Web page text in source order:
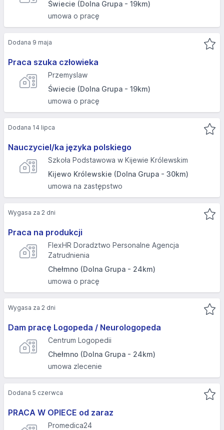
Świecie (Dolna Grupa - 19km)
umowa o pracę
Praca szuka człowieka
Przemyslaw
Świecie (Dolna Grupa - 19km)
umowa o pracę
Dodana 9 maja
Nauczyciel/ka języka polskiego
Szkoła Podstawowa w Kijewie Królewskim
Kijewo Królewskie (Dolna Grupa - 30km)
umowa na zastępstwo
Dodana 14 lipca
Praca na produkcji
FlexHR Doradztwo Personalne Agencja
Zatrudnienia
Chełmno (Dolna Grupa - 24km)
umowa o pracę
Wygasa za 2 dni
Dam pracę Logopeda / Neurologopeda
Centrum Logopedii
Chełmno (Dolna Grupa - 24km)
umowa zlecenie
Wygasa za 2 dni
PRACA W OPIECE od zaraz
Promedica24
Dodana 5 czerwca